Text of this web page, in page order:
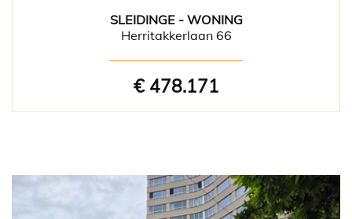
SLEIDINGE - WONING
Herritakkerlaan 66
€ 478.171